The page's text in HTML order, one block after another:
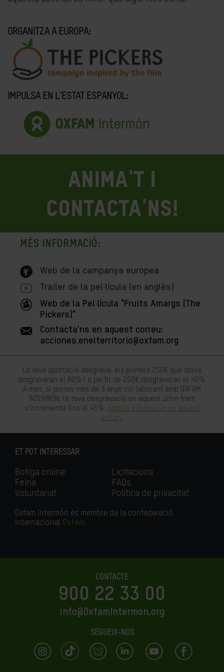
ORGANITZA A EUROPA:
IMPULSA EN L'ESTAT ESPANYOL:
ANIMA'T I
CONTACTA'NS!
MÉS INFORMACIÓ:
Web de la campanya europea
Trailer de la pel·lícula (en anglès)
Web de la Pel·lícula "Fruits Amargs (The
Pickers)"
Contacta'ns en aquest correu:
acciones.enelterritorio@oxfam.org
La teva aportació desgrava: els primers 250€ que donis
desgravaran el 80% i a partir de 250€ desgravaran el 40%.
A més, si portes més de 3 anys col·laborant amb OXFAM
INTERMÓN, la teva desgravació en aquest últim tram
s'incrementa fins al 45%. Amplia informació en aquest
enllaç.
ET POT INTERESSAR
Botiga online
Feina
Voluntariat
Licitacions
FAQs
Política de privacitat
Oxfam Intermón és membre de la confederació
internacional Oxfam.
CONTACTE
900 22 33 00
info@OxfamIntermon.org
SEGUEIX-NOS